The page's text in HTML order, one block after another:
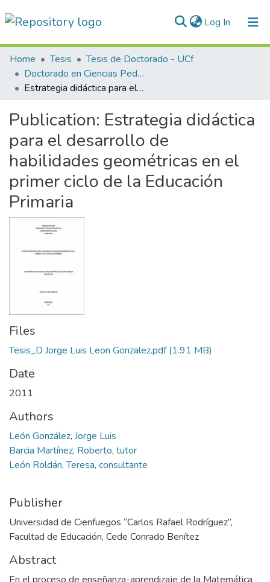
Log In (current)
Communities & Collections
All of DSpace
Home Tesis
Tesis de Doctorado - UCf
Doctorado en Ciencias Pedagógicas
Estrategia didáctica para el desarrollo de habilidades geométricas en el primer ciclo de la Educación Primaria
Publication: Estrategia didáctica
para el desarrollo de
habilidades geométricas en el
primer ciclo de la Educación
Primaria
Files
Tesis_D Jorge Luis Leon Gonzalez.pdf(1.91 MB)
Date
2011
Authors
León González, Jorge Luis
Barcia Martínez, Roberto, tutor
León Roldán, Teresa, consultante
Publisher
Universidad de Cienfuegos “Carlos Rafael Rodríguez”,
Facultad de Educación, Cede Conrado Benítez
Abstract